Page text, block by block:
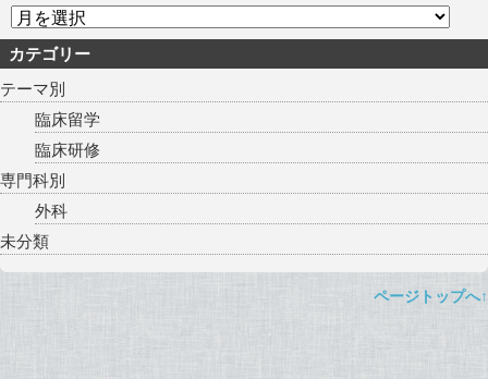
カテゴリー
テーマ別
臨床留学
臨床研修
専門科別
外科
未分類
ページトップへ↑